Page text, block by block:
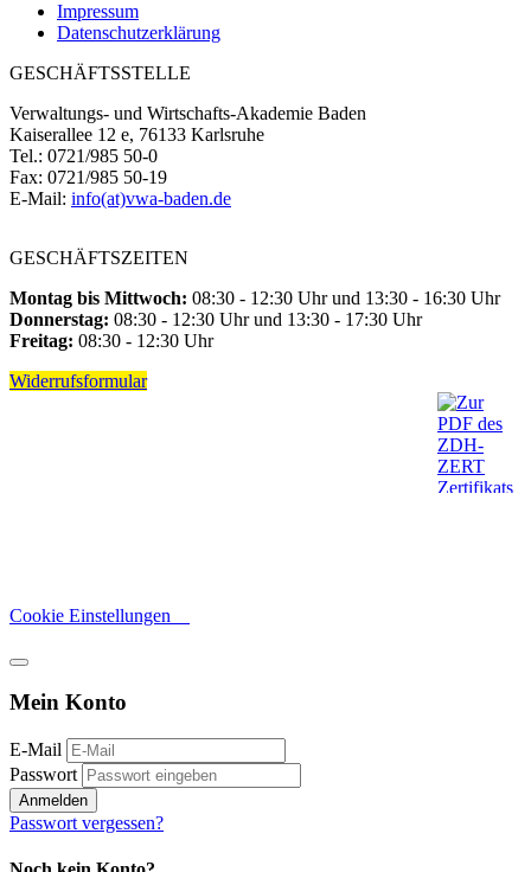
Impressum
Datenschutzerklärung
GESCHÄFTSSTELLE
Verwaltungs- und Wirtschafts-Akademie Baden
Kaiserallee 12 e, 76133 Karlsruhe
Tel.: 0721/985 50-0
Fax: 0721/985 50-19
E-Mail: info(at)vwa-baden.de
GESCHÄFTSZEITEN
Montag bis Mittwoch: 08:30 - 12:30 Uhr und 13:30 - 16:30 Uhr
Donnerstag: 08:30 - 12:30 Uhr und 13:30 - 17:30 Uhr
Freitag: 08:30 - 12:30 Uhr
Widerrufsformular
Cookie Einstellungen
Mein Konto
E-Mail
Passwort
Anmelden
Passwort vergessen?